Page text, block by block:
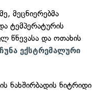
მეცნიერებმა
ტემპერატურის
წნევასა და ოთახის
ექსტრემალური
ნახშირბადის ნიტრიდი